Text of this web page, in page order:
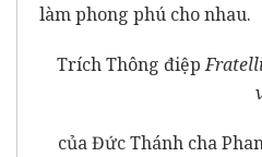
làm phong phú cho nhau.
Trích Thông điệp
của Đức Thánh cha